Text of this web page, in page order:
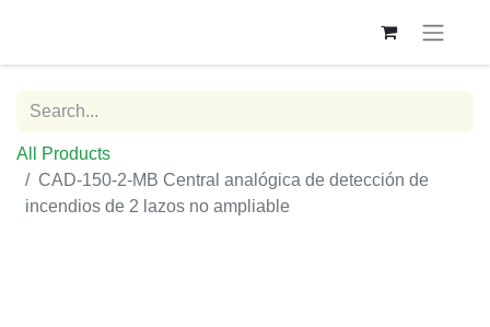
All Products
CAD-150-2-MB Central analógica de detección de
incendios de 2 lazos no ampliable